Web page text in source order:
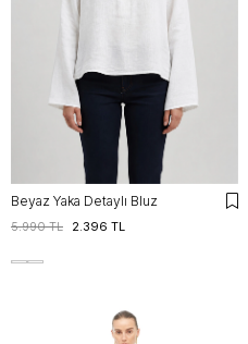
Beyaz Yaka Detaylı Bluz
2.396 TL
5.990 TL